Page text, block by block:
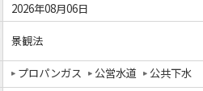
2026年08月06日
景観法
プロパンガス 公営水道 公共下水